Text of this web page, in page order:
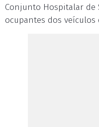
Conjunto Hospitalar de
ocupantes dos